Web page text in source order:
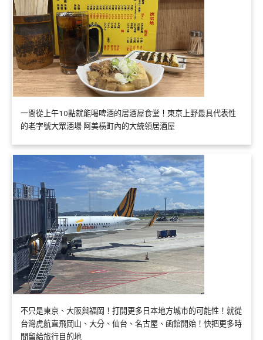
一間從上午10點就能喝啤酒的居酒屋食堂！東京上野最具代表性
的老字號大眾酒場 阿美橫町內的大統領居酒屋
不只是東京、大阪與福岡！打開更多日本地方城市的可能性！就從
台灣虎航直飛岡山、大分、仙台、名古屋、函館開始！快把更多時
間留給旅行目的地